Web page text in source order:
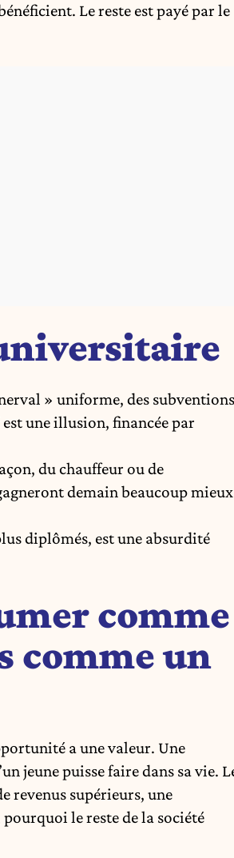
Le reste est payé par le
» uniforme, des subventions
une illusion, financée par
du chauffeur ou de
demain beaucoup mieux
diplômés, est une absurdité
comme
comme un
a une valeur. Une
jeune puisse faire dans sa vie.
revenus supérieurs, une
le reste de la société